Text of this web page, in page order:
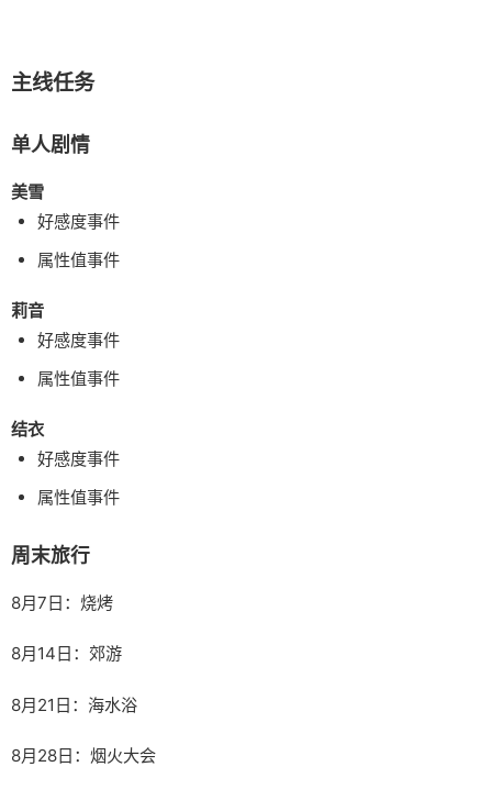
主线任务
单人剧情
美雪
好感度事件
属性值事件
莉音
好感度事件
属性值事件
结衣
好感度事件
属性值事件
周末旅行
8月7日：烧烤
8月14日：郊游
8月21日：海水浴
8月28日：烟火大会